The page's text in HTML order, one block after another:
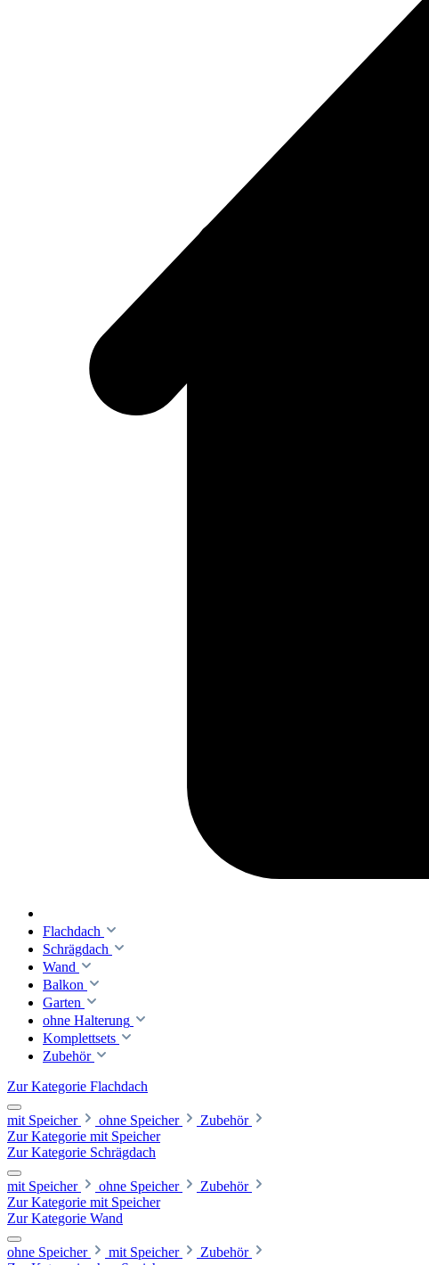
Flachdach
Schrägdach
Wand
Balkon
Garten
ohne Halterung
Komplettsets
Zubehör
Zur Kategorie Flachdach
mit Speicher ohne Speicher
Zubehör
Zur Kategorie mit Speicher
Zur Kategorie Schrägdach
mit Speicher ohne Speicher
Zubehör
Zur Kategorie mit Speicher
Zur Kategorie Wand
ohne Speicher mit Speicher
Zubehör